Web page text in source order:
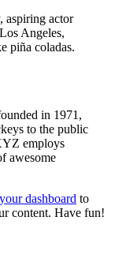
aspiring actor
Angeles,
piña coladas.
in 1971,
to the public
employs
awesome
your dashboard to
content. Have fun!